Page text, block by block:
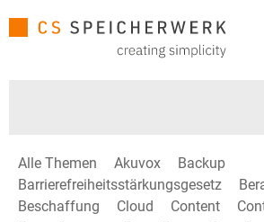
Alle Themen Akuvox
Backup
Barrierefreiheitsstärkungsgesetz
Beschaffung
Cloud Content